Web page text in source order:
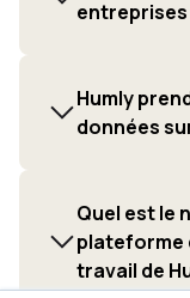
entreprises
Humly
données
Quel est le
plateforme
travail de